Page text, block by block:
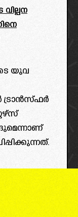
യുവ
ട്രാൻസ്ഫർ